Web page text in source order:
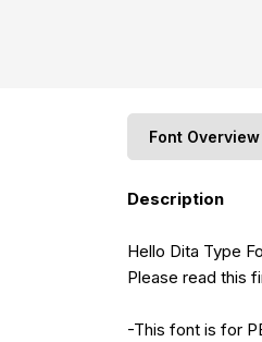
Font Overview
Description
Hello Dita Type
Please read this
-This font is for